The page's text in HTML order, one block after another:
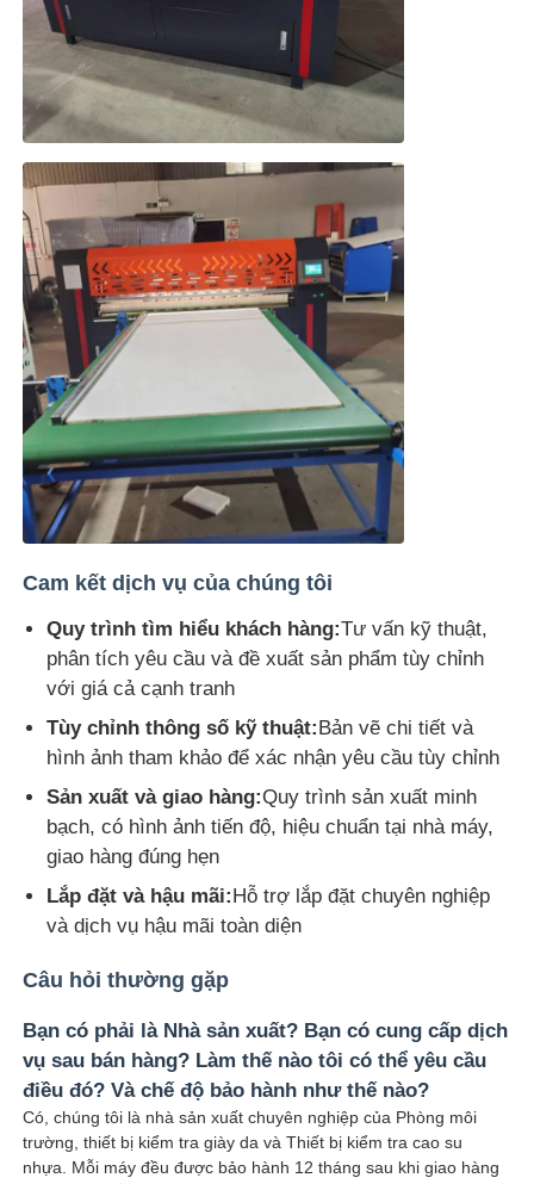
Cam kết dịch vụ của chúng tôi
Quy trình tìm hiểu khách hàng:Tư vấn kỹ thuật,
phân tích yêu cầu và đề xuất sản phẩm tùy chỉnh
với giá cả cạnh tranh
Tùy chỉnh thông số kỹ thuật:Bản vẽ chi tiết và
hình ảnh tham khảo để xác nhận yêu cầu tùy chỉnh
Sản xuất và giao hàng:Quy trình sản xuất minh
bạch, có hình ảnh tiến độ, hiệu chuẩn tại nhà máy,
giao hàng đúng hẹn
Lắp đặt và hậu mãi:Hỗ trợ lắp đặt chuyên nghiệp
và dịch vụ hậu mãi toàn diện
Câu hỏi thường gặp
Bạn có phải là Nhà sản xuất? Bạn có cung cấp dịch
vụ sau bán hàng? Làm thế nào tôi có thể yêu cầu
điều đó? Và chế độ bảo hành như thế nào?
Có, chúng tôi là nhà sản xuất chuyên nghiệp của Phòng môi
trường, thiết bị kiểm tra giày da và Thiết bị kiểm tra cao su
nhựa. Mỗi máy đều được bảo hành 12 tháng sau khi giao hàng